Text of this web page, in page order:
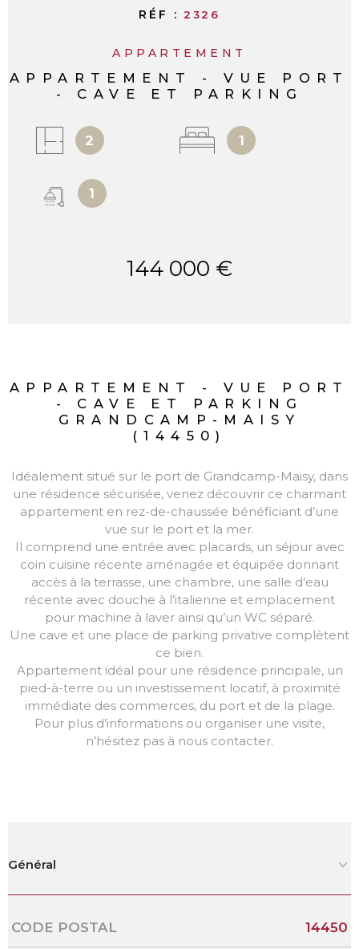
RÉF : 2326
APPARTEMENT
APPARTEMENT - VUE PORT
- CAVE ET PARKING
2 1
1
144 000 €
APPARTEMENT - VUE PORT
- CAVE ET PARKING
GRANDCAMP-MAISY
(14450)
Idéalement situé sur le port de Grandcamp-Maisy, dans
une résidence sécurisée, venez découvrir ce charmant
appartement en rez-de-chaussée bénéficiant d’une
vue sur le port et la mer.
Il comprend une entrée avec placards, un séjour avec
coin cuisine récente aménagée et équipée donnant
accès à la terrasse, une chambre, une salle d’eau
récente avec douche à l’italienne et emplacement
pour machine à laver ainsi qu’un WC séparé.
Une cave et une place de parking privative complètent
ce bien.
Appartement idéal pour une résidence principale, un
pied-à-terre ou un investissement locatif, à proximité
immédiate des commerces, du port et de la plage.
Pour plus d’informations ou organiser une visite,
n’hésitez pas à nous contacter.
Général
Caractérisque Valeurs
CODE POSTAL 14450